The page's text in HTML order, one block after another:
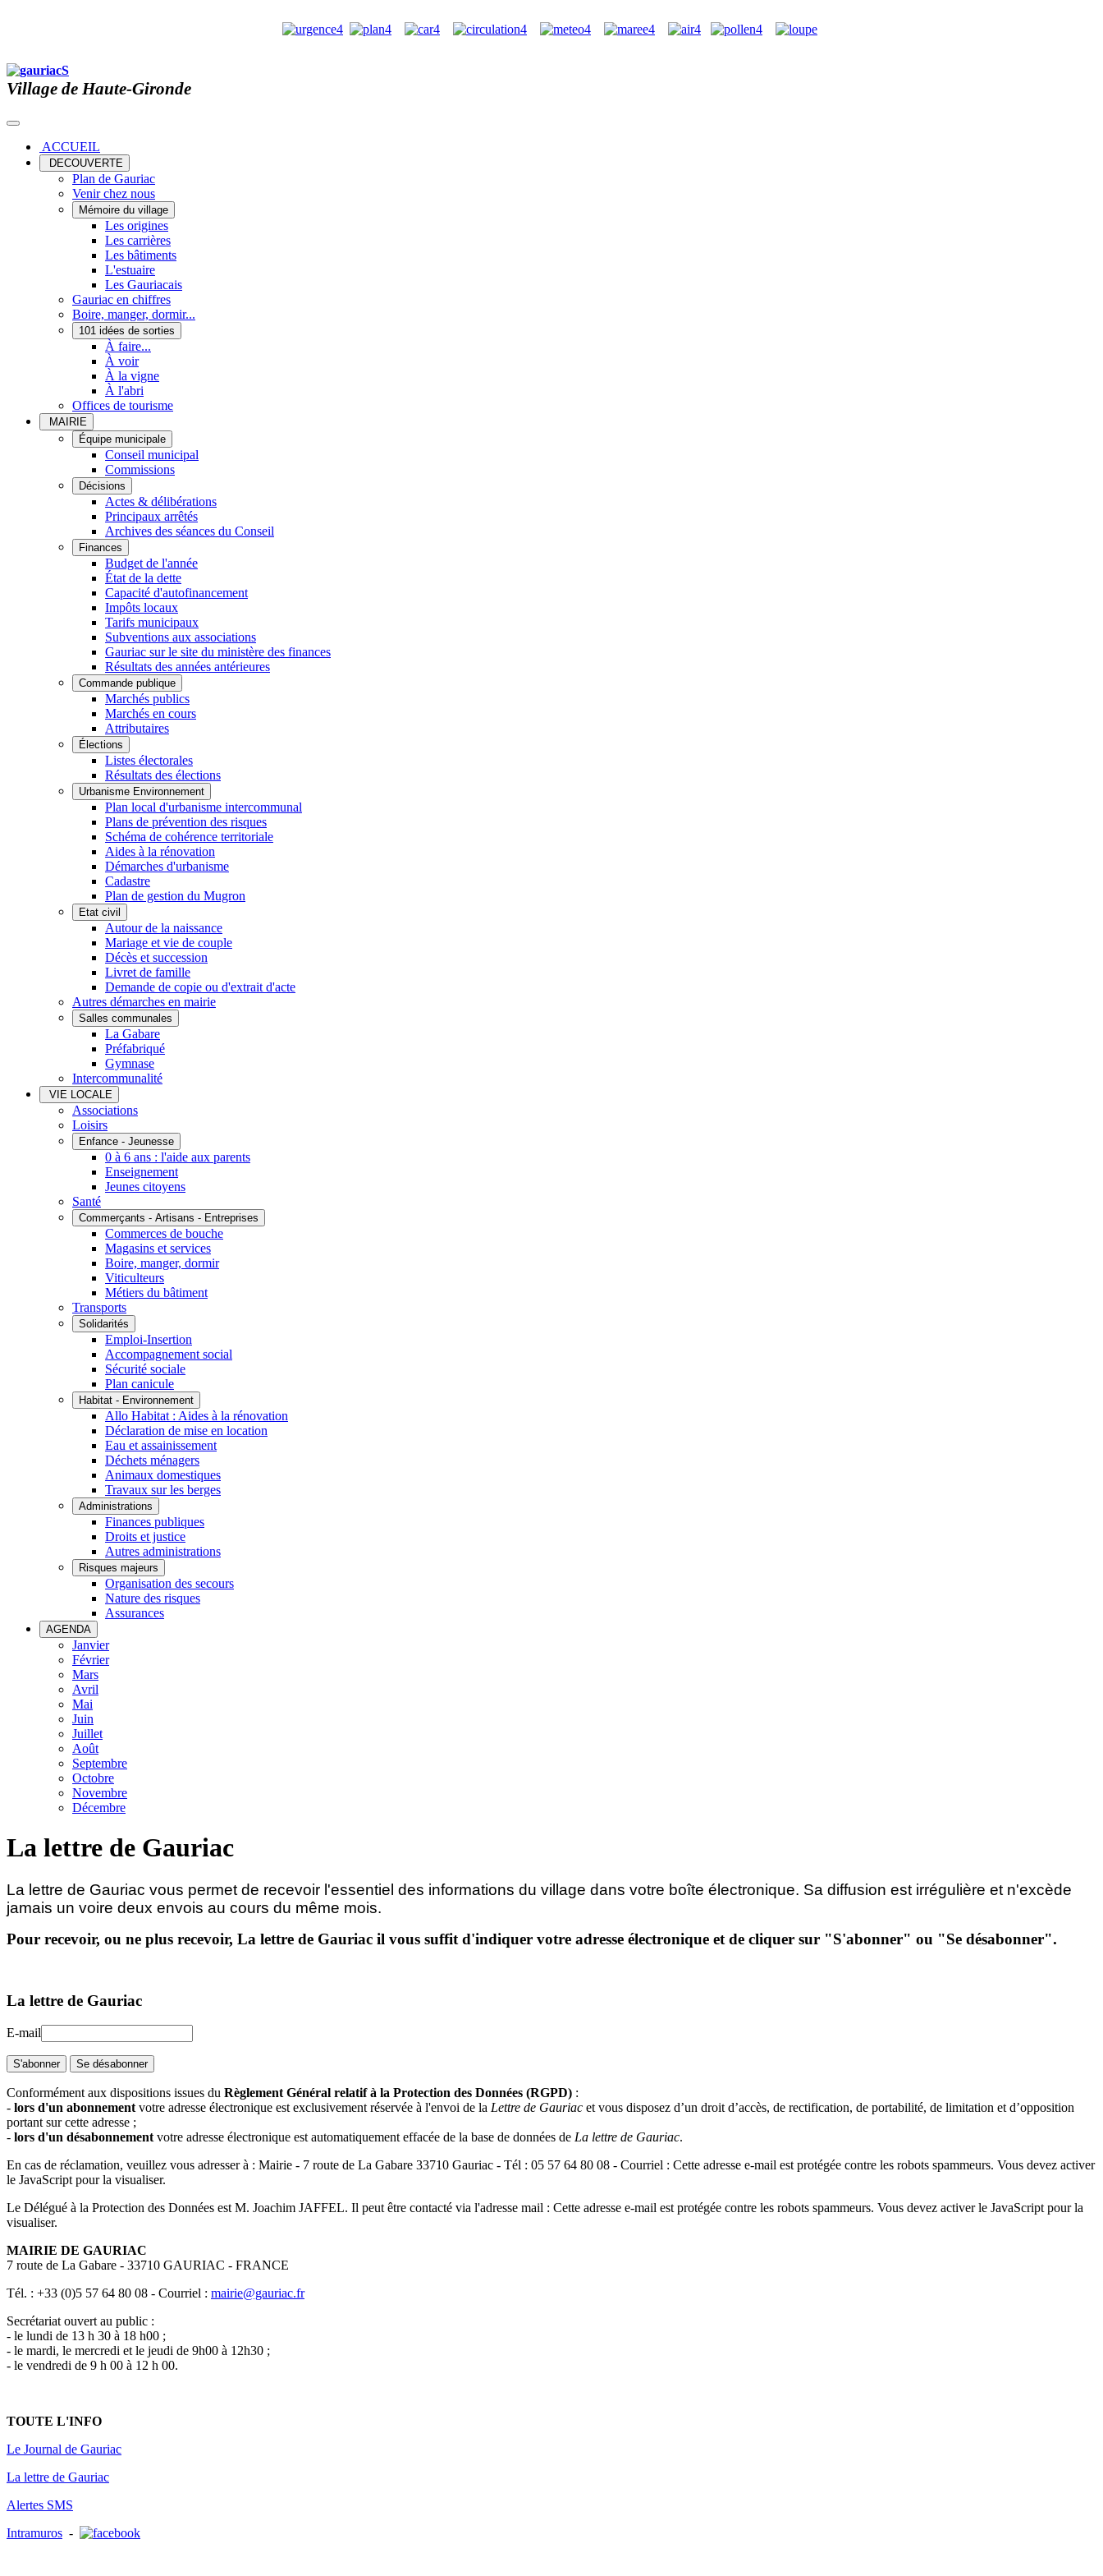
Village de Haute-Gironde
ACCUEIL
DECOUVERTE
Plan de Gauriac
Venir chez nous
Mémoire du village
Les origines
Les carrières
Les bâtiments
L'estuaire
Les Gauriacais
Gauriac en chiffres
Boire, manger, dormir...
101 idées de sorties
À faire...
À voir
À la vigne
À l'abri
Offices de tourisme
MAIRIE
Équipe municipale
Conseil municipal
Commissions
Décisions
Actes & délibérations
Principaux arrêtés
Archives des séances du Conseil
Finances
Budget de l'année
État de la dette
Capacité d'autofinancement
Impôts locaux
Tarifs municipaux
Subventions aux associations
Gauriac sur le site du ministère des finances
Résultats des années antérieures
Commande publique
Marchés publics
Marchés en cours
Attributaires
Élections
Listes électorales
Résultats des élections
Urbanisme Environnement
Plan local d'urbanisme intercommunal
Plans de prévention des risques
Schéma de cohérence territoriale
Aides à la rénovation
Démarches d'urbanisme
Cadastre
Plan de gestion du Mugron
Etat civil
Autour de la naissance
Mariage et vie de couple
Décès et succession
Livret de famille
Demande de copie ou d'extrait d'acte
Autres démarches en mairie
Salles communales
La Gabare
Préfabriqué
Gymnase
Intercommunalité
VIE LOCALE
Associations
Loisirs
Enfance - Jeunesse
0 à 6 ans : l'aide aux parents
Enseignement
Jeunes citoyens
Santé
Commerçants - Artisans - Entreprises
Commerces de bouche
Magasins et services
Boire, manger, dormir
Viticulteurs
Métiers du bâtiment
Transports
Solidarités
Emploi-Insertion
Accompagnement social
Sécurité sociale
Plan canicule
Habitat - Environnement
Allo Habitat : Aides à la rénovation
Déclaration de mise en location
Eau et assainissement
Déchets ménagers
Animaux domestiques
Travaux sur les berges
Administrations
Finances publiques
Droits et justice
Autres administrations
Risques majeurs
Organisation des secours
Nature des risques
Assurances
AGENDA
Janvier
Février
Mars
Avril
Mai
Juin
Juillet
Août
Septembre
Octobre
Novembre
Décembre
La lettre de Gauriac
La lettre de Gauriac vous permet de recevoir l'essentiel des informations du village dans votre boîte électronique. Sa diffusion est irrégulière et n'excède
jamais un voire deux envois au cours du même mois.
Pour recevoir, ou ne plus recevoir, La lettre de Gauriac il vous suffit d'indiquer votre adresse électronique et de cliquer sur "S'abonner" ou "Se désabonner".
La lettre de Gauriac
E-mail
S'abonner Se désabonner
Conformément aux dispositions issues du Règlement Général relatif à la Protection des Données (RGPD) :
- lors d'un abonnement votre adresse électronique est exclusivement réservée à l'envoi de la Lettre de Gauriac et vous disposez d’un droit d’accès, de rectification, de portabilité, de limitation et d’opposition
portant sur cette adresse ;
- lors d'un désabonnement votre adresse électronique est automatiquement effacée de la base de données de La lettre de Gauriac.
En cas de réclamation, veuillez vous adresser à : Mairie - 7 route de La Gabare 33710 Gauriac - Tél : 05 57 64 80 08 - Courriel : Cette adresse e-mail est protégée contre les robots spammeurs. Vous devez activer
le JavaScript pour la visualiser.
Le Délégué à la Protection des Données est M. Joachim JAFFEL. Il peut être contacté via l'adresse mail : Cette adresse e-mail est protégée contre les robots spammeurs. Vous devez activer le JavaScript pour la
visualiser.
MAIRIE DE GAURIAC
7 route de La Gabare - 33710 GAURIAC - FRANCE
Tél. : +33 (0)5 57 64 80 08 - Courriel : mairie@gauriac.fr
Secrétariat ouvert au public :
- le lundi de 13 h 30 à 18 h00 ;
- le mardi, le mercredi et le jeudi de 9h00 à 12h30 ;
- le vendredi de 9 h 00 à 12 h 00.
TOUTE L'INFO
Le Journal de Gauriac
La lettre de Gauriac
Alertes SMS
Intramuros -